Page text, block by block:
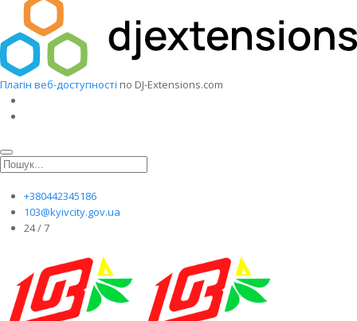
Плагін веб-доступності по DJ-Extensions.com
+380442345186
103@kyivcity.gov.ua
24 / 7